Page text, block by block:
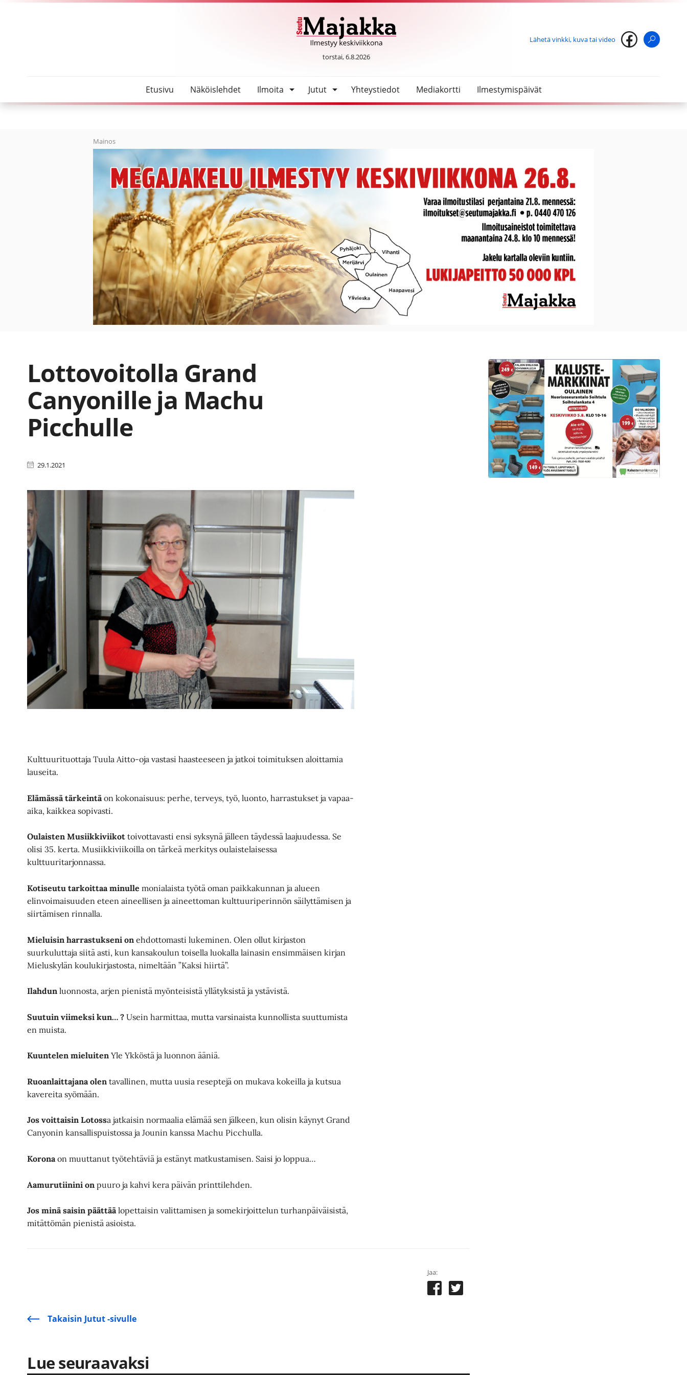
SeutuMajakka
torstai, 6.8.2026
Lähetä vinkki, kuva tai video
Etusivu Näköislehdet Ilmoita Jutut Yhteystiedot Mediakortti Ilmestymispäivät
Mainos
Lottovoitolla Grand
Canyonille ja Machu
Picchulle
29.1.2021
Kulttuurituottaja Tuula Aitto-oja vastasi haasteeseen ja jatkoi toimituksen aloittamia
lauseita.
Elämässä tärkeintä on kokonaisuus: perhe, terveys, työ, luonto, harrastukset ja vapaa-
aika, kaikkea sopivasti.
Oulaisten Musiikkiviikot toivottavasti ensi syksynä jälleen täydessä laajuudessa. Se
olisi 35. kerta. Musiikkiviikoilla on tärkeä merkitys oulaistelaisessa
kulttuuritarjonnassa.
Kotiseutu tarkoittaa minulle monialaista työtä oman paikkakunnan ja alueen
elinvoimaisuuden eteen aineellisen ja aineettoman kulttuuriperinnön säilyttämisen ja
siirtämisen rinnalla.
Mieluisin harrastukseni on ehdottomasti lukeminen. Olen ollut kirjaston
suurkuluttaja siitä asti, kun kansakoulun toisella luokalla lainasin ensimmäisen kirjan
Mieluskylän koulukirjastosta, nimeltään ”Kaksi hiirtä”.
Ilahdun luonnosta, arjen pienistä myönteisistä yllätyksistä ja ystävistä.
Suutuin viimeksi kun… ? Usein harmittaa, mutta varsinaista kunnollista suuttumista
en muista.
Kuuntelen mieluiten Yle Ykköstä ja luonnon ääniä.
Ruoanlaittajana olen tavallinen, mutta uusia reseptejä on mukava kokeilla ja kutsua
kavereita syömään.
Jos voittaisin Lotossa jatkaisin normaalia elämää sen jälkeen, kun olisin käynyt Grand
Canyonin kansallispuistossa ja Jounin kanssa Machu Picchulla.
Koronaon muuttanut työtehtäviä ja estänyt matkustamisen. Saisi jo loppua…
Aamurutiinini on puuro ja kahvi kera päivän printtilehden.
Jos minä saisin päättäälopettaisin valittamisen ja somekirjoittelun turhanpäiväisistä,
mitättömän pienistä asioista.
Jaa:
Takaisin Jutut -sivulle
Lue seuraavaksi